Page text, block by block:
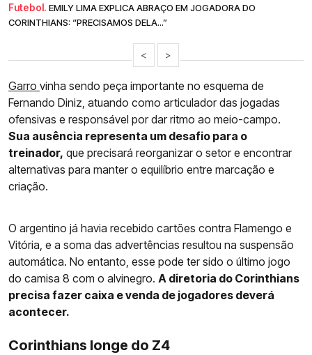
Futebol. EMILY LIMA EXPLICA ABRAÇO EM JOGADORA DO
CORINTHIANS: “PRECISAMOS DELA...”
< >
Garro vinha sendo peça importante no esquema de
Fernando Diniz, atuando como articulador das jogadas
ofensivas e responsável por dar ritmo ao meio-campo.
Sua ausência representa um desafio para o
treinador, que precisará reorganizar o setor e encontrar
alternativas para manter o equilíbrio entre marcação e
criação.
O argentino já havia recebido cartões contra Flamengo e
Vitória, e a soma das advertências resultou na suspensão
automática. No entanto, esse pode ter sido o último jogo
do camisa 8 com o alvinegro. A diretoria do Corinthians
precisa fazer caixa e venda de jogadores deverá
acontecer.
Corinthians longe do Z4